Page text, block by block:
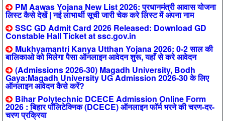
PM Aawas Yojana New List 2026: प्रधानमंत्री आवास योजना
लिस्ट कैसे देखें | नई लाभार्थी सूची जारी चेक करे लिस्ट में अपना नाम
SSC GD Admit Card 2026 Released: Download GD
Constable Hall Ticket at ssc.gov.in
Mukhyamantri Kanya Utthan Yojana 2026: 0-2 साल की
बालिकाओ को मिलेगा पैसा ऑनलाइन आवेदन शुरू, यहाँ से करे आवेदन
(Admissions 2026-30) Magadh University, Bodh
Gaya:Magadh University UG Admission 2026-30 के लिए
ऑनलाइन आवेदन कैसे करें?
Bihar Polytechnic DCECE Admission Online Form
2026 : बिहार पॉलिटेक्निक (DCECE) ऑनलाइन फॉर्म भरने की चरण-दर-
चरण प्रक्रिया